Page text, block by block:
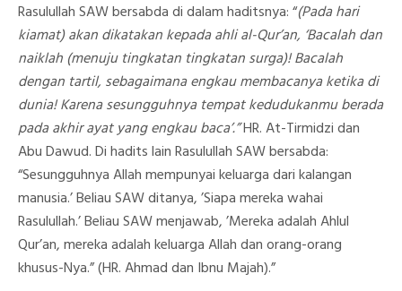
Rasulullah SAW bersabda di dalam haditsnya: “(Pada hari
kiamat) akan dikatakan kepada ahli al-Qur’an, ‘Bacalah dan
naiklah (menuju tingkatan tingkatan surga)! Bacalah
dengan tartil, sebagaimana engkau membacanya ketika di
dunia! Karena sesungguhnya tempat kedudukanmu berada
pada akhir ayat yang engkau baca’.”HR. At-Tirmidzi dan
Abu Dawud. Di hadits lain Rasulullah SAW bersabda:
“Sesungguhnya Allah mempunyai keluarga dari kalangan
manusia.’ Beliau SAW ditanya, ’Siapa mereka wahai
Rasulullah.’ Beliau SAW menjawab, ’Mereka adalah Ahlul
Qur’an, mereka adalah keluarga Allah dan orang-orang
khusus-Nya.” (HR. Ahmad dan Ibnu Majah).”